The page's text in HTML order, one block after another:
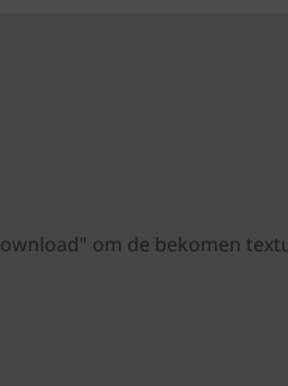
om de bekomen